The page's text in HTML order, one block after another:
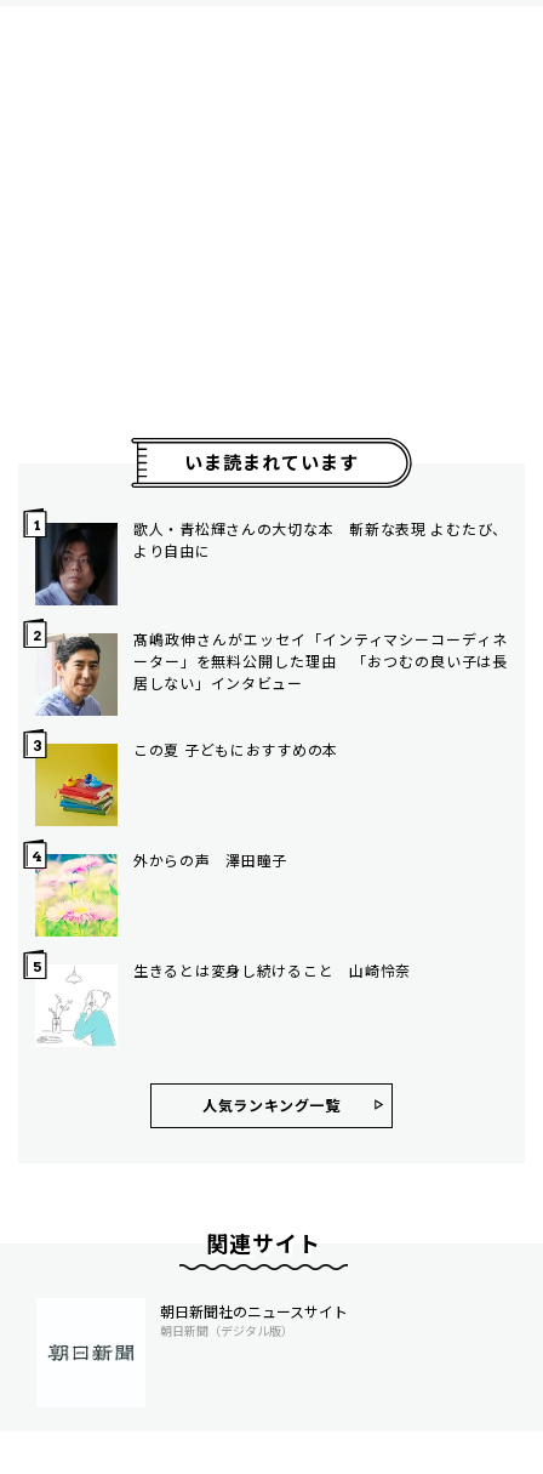
いま読まれています
歌人・青松輝さんの大切な本 斬新な表現 よむたび、
より自由に
髙嶋政伸さんがエッセイ「インティマシーコーディネ
ーター」を無料公開した理由 「おつむの良い子は長
居しない」インタビュー
この夏 子どもにおすすめの本
外からの声 澤田瞳子
生きるとは変身し続けること 山崎怜奈
人気ランキング⼀覧
関連サイト
朝日新聞社のニュースサイト
朝日新聞（デジタル版）